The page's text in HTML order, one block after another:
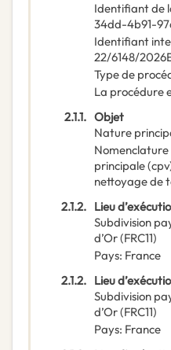
Identifiant de
34dd-4b91-
Identifiant
22/6148/
Type de
La procédure
2.1.1. Objet
Nature
Nomenclature
principale(cpv
nettoyage de
2.1.2. Lieu
Subdivision
d’Or(FRC11)
Pays: France
2.1.2. Lieu
Subdivision
d’Or(FRC11)
Pays: France